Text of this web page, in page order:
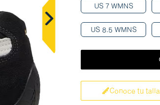
US 7 WMNS
US 8.5 WMNS
Conoce tu talla